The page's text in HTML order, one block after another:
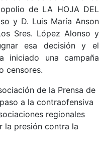
de LA HOJA DEL
y D. Luis María Anson
Sres. López Alonso y
esa decisión y el
iniciado una campaña
censores.
de la Prensa de
a la contraofensiva
regionales
la presión contra la